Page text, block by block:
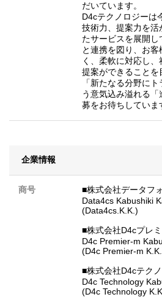
だいています。
D4cテクノロジーは
技術力、提案力を活
たサービスを展開
と連携を図り、お
く、柔軟に対応し
提案ができることを
「新たなる分野に
う意気込み溢れる
募をお待ちしていま
企業情報
商号
■株式会社データフ
Data4cs Kabushiki
(Data4cs.K.K.)
■株式会社D4cプレ
D4c Premier-m
(D4c Premier-m
■株式会社D4cテク
D4c Technology
(D4c Technology